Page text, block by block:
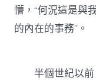
懵，“何況這是與
的內在的事務”。
半個世紀以前